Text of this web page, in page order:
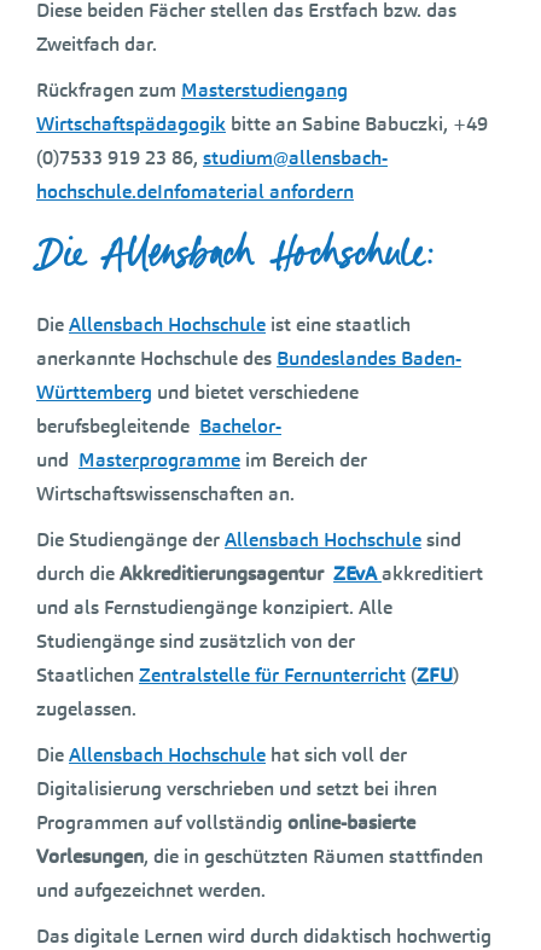
Diese beiden Fächer stellen das Erstfach bzw. das
Zweitfach dar.
Rückfragen zum Masterstudiengang
Wirtschaftspädagogik bitte an Sabine Babuczki, +49
(0)7533 919 23 86, studium@allensbach-
hochschule.deInfomaterial anfordern
Die Allensbach Hochschule:
DieAllensbach Hochschule ist eine staatlich
anerkannte Hochschule des Bundeslandes Baden-
Württemberg und bietet verschiedene
berufsbegleitende Bachelor-
und Masterprogramme im Bereich der
Wirtschaftswissenschaften an.
Die Studiengänge derAllensbach Hochschulesind
durch dieAkkreditierungsagentur ZEvAakkreditiert
und als Fernstudiengänge konzipiert. Alle
Studiengänge sind zusätzlich von der
Staatlichen Zentralstelle für Fernunterricht (ZFU)
zugelassen.
DieAllensbach Hochschule hat sich voll der
Digitalisierung verschrieben und setzt bei ihren
Programmen auf vollständig online-basierte
Vorlesungen, die in geschützten Räumen stattfinden
und aufgezeichnet werden.
Das digitale Lernen wird durch didaktisch hochwertig